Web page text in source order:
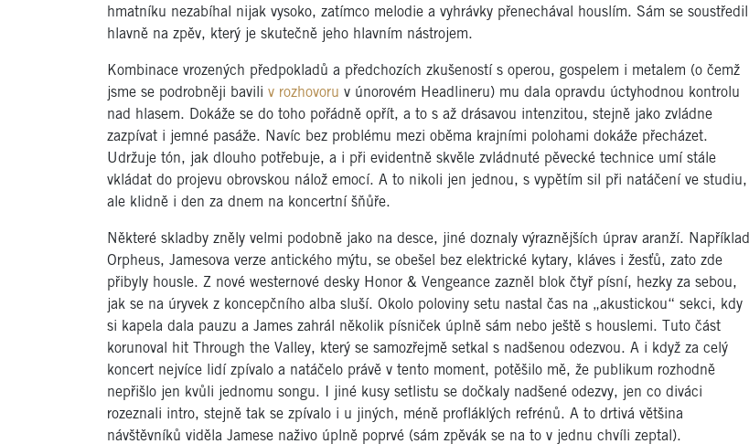
hmatníku nezabíhal nijak vysoko, zatímco melodie a vyhrávky přenechával houslím. Sám se soustředil
hlavně na zpěv, který je skutečně jeho hlavním nástrojem.
Kombinace vrozených předpokladů a předchozích zkušeností s operou, gospelem i metalem (o čemž
jsme se podrobněji bavili v rozhovoru v únorovém Headlineru) mu dala opravdu úctyhodnou kontrolu
nad hlasem. Dokáže se do toho pořádně opřít, a to s až drásavou intenzitou, stejně jako zvládne
zazpívat i jemné pasáže. Navíc bez problému mezi oběma krajními polohami dokáže přecházet.
Udržuje tón, jak dlouho potřebuje, a i při evidentně skvěle zvládnuté pěvecké technice umí stále
vkládat do projevu obrovskou nálož emocí. A to nikoli jen jednou, s vypětím sil při natáčení ve studiu,
ale klidně i den za dnem na koncertní šňůře.
Některé skladby zněly velmi podobně jako na desce, jiné doznaly výraznějších úprav aranží. Například
Orpheus, Jamesova verze antického mýtu, se obešel bez elektrické kytary, kláves i žesťů, zato zde
přibyly housle. Z nové westernové desky Honor & Vengeance zazněl blok čtyř písní, hezky za sebou,
jak se na úryvek z koncepčního alba sluší. Okolo poloviny setu nastal čas na „akustickou“ sekci, kdy
si kapela dala pauzu a James zahrál několik písniček úplně sám nebo ještě s houslemi. Tuto část
korunoval hit Through the Valley, který se samozřejmě setkal s nadšenou odezvou. A i když za celý
koncert nejvíce lidí zpívalo a natáčelo právě v tento moment, potěšilo mě, že publikum rozhodně
nepřišlo jen kvůli jednomu songu. I jiné kusy setlistu se dočkaly nadšené odezvy, jen co diváci
rozeznali intro, stejně tak se zpívalo i u jiných, méně profláklých refrénů. A to drtivá většina
návštěvníků viděla Jamese naživo úplně poprvé (sám zpěvák se na to v jednu chvíli zeptal).